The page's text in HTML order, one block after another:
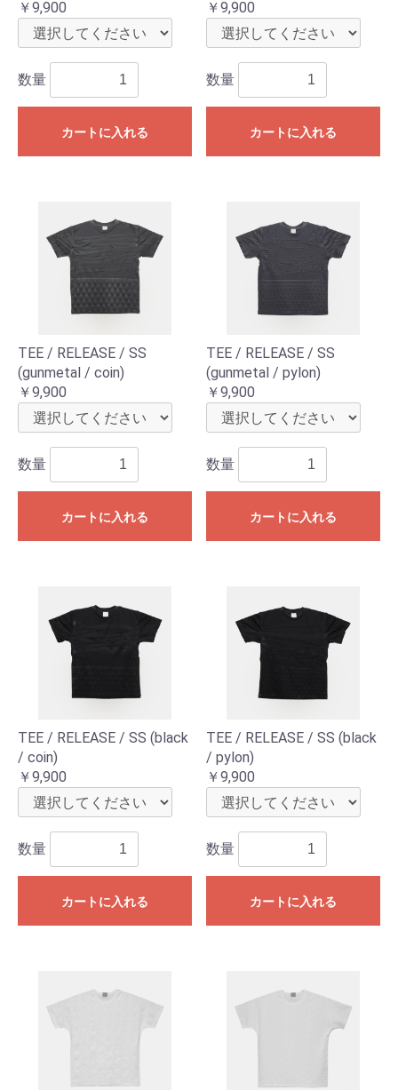
￥9,900
数量
カートに入れる
￥9,900
数量
カートに入れる
TEE / RELEASE / SS
(gunmetal / coin)
￥9,900
数量
カートに入れる
TEE / RELEASE / SS
(gunmetal / pylon)
￥9,900
数量
カートに入れる
TEE / RELEASE / SS (black
/ coin)
￥9,900
数量
カートに入れる
TEE / RELEASE / SS (black
/ pylon)
￥9,900
数量
カートに入れる
お買い物を続ける カートへ進む